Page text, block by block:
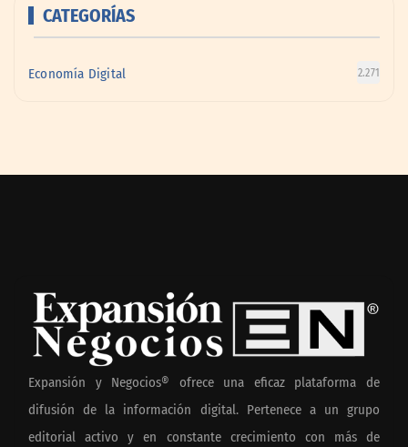
CATEGORÍAS
Economía Digital 2.271
Expansión y Negocios® ofrece una eficaz plataforma de
difusión de la información digital. Pertenece a un grupo
editorial activo y en constante crecimiento con más de